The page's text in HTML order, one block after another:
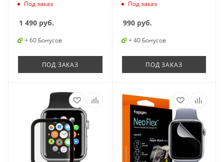
Под заказ
1 490 руб.
+ 60 Бонусов
ПОД ЗАКАЗ
Под заказ
990руб.
+ 40 Бонусов
ПОД ЗАКАЗ